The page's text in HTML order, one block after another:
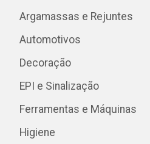
Argamassas e Rejuntes
Automotivos
Decoração
EPI e Sinalização
Ferramentas e Máquinas
Higiene